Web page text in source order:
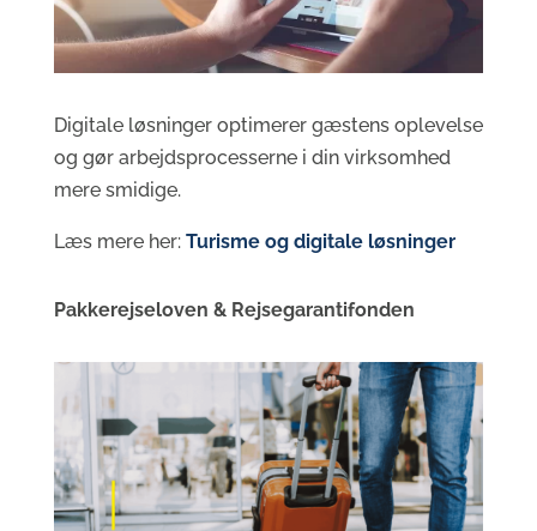
Digitale løsninger optimerer gæstens oplevelse
og gør arbejdsprocesserne i din virksomhed
mere smidige.
Læs mere her: Turisme og digitale løsninger
Pakkerejseloven & Rejsegarantifonden